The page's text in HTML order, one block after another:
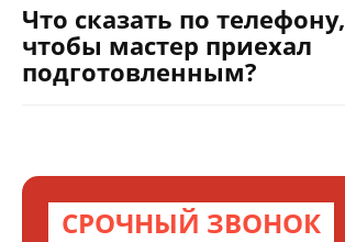
Что сказать по телефону,
чтобы мастер приехал
подготовленным?
СРОЧНЫЙ ЗВОНОК